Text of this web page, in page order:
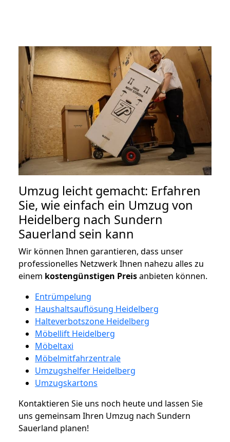
Umzug leicht gemacht: Erfahren
Sie, wie einfach ein Umzug von
Heidelberg nach Sundern
Sauerland sein kann
Wir können Ihnen garantieren, dass unser
professionelles Netzwerk Ihnen nahezu alles zu
einem kostengünstigen Preisanbieten können.
Entrümpelung
Haushaltsauflösung Heidelberg
Halteverbotszone Heidelberg
Möbellift Heidelberg
Möbeltaxi
Möbelmitfahrzentrale
Umzugshelfer Heidelberg
Umzugskartons
Kontaktieren Sie uns noch heute und lassen Sie
uns gemeinsam Ihren Umzug nach Sundern
Sauerland planen!